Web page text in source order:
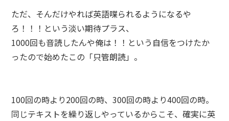
ただ、そんだけやれば英語喋られるようになるや
ろ！！！という淡い期待プラス、
1000回も音読したんや俺は！！という自信をつけたか
ったので始めたこの「只管朗読」。
100回の時より200回の時、300回の時より400回の時。
同じテキストを繰り返しやっているからこそ、確実に英